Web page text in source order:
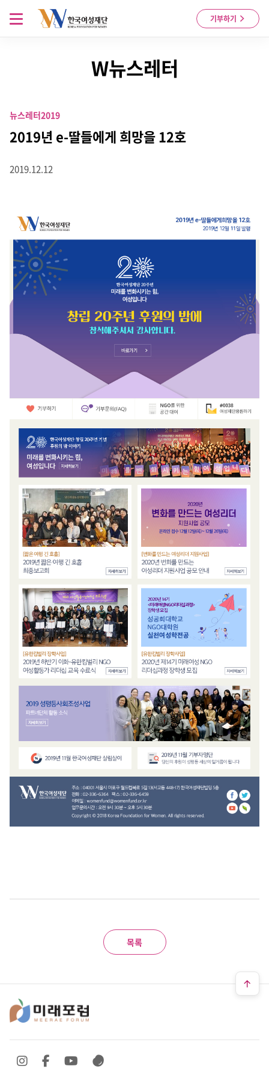
Skip to content
기부하기
메뉴 열기
W뉴스레터
뉴스레터2019
2019년 e-딸들에게 희망을 12호
2019.12.12
목록
SNS 바로가기
SNS 바로가기SNS 바로가기